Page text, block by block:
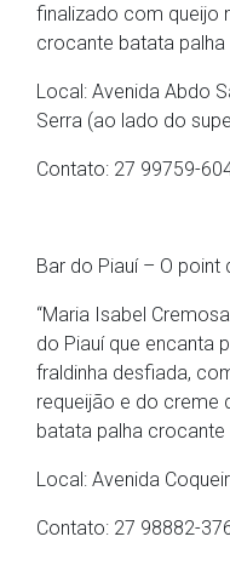
finalizado com queijo
crocante batata palha
Local: Avenida Abdo
Serra (ao lado do
Contato: 27 99759-
Bar do Piauí – O point
“Maria Isabel
do Piauí que encanta
fraldinha desfiada,
requeijão e do creme
batata palha
Local: Avenida
Contato: 27 98882-